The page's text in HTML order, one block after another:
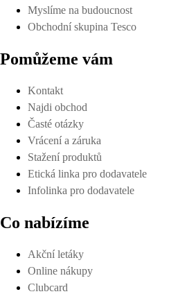
Myslíme na budoucnost
Obchodní skupina Tesco
Pomůžeme vám
Kontakt
Najdi obchod
Časté otázky
Vrácení a záruka
Stažení produktů
Etická linka pro dodavatele
Infolinka pro dodavatele
Co nabízíme
Akční letáky
Online nákupy
Clubcard